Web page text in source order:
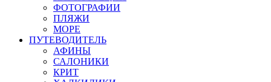
ФОТОГРАФИИ
ПЛЯЖИ
МОРЕ
ПУТЕВОДИТЕЛЬ
АФИНЫ
САЛОНИКИ
КРИТ